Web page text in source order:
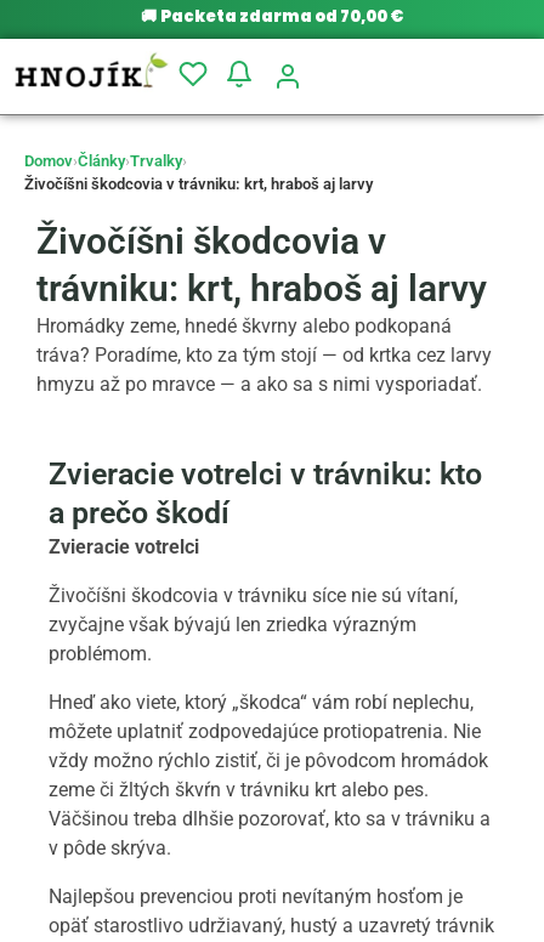
🚚 Packeta zdarma od 70,00 €
Domov›Články›Trvalky›
Živočíšni škodcovia v trávniku: krt, hraboš aj larvy
Živočíšni škodcovia v
trávniku: krt, hraboš aj larvy
Hromádky zeme, hnedé škvrny alebo podkopaná
tráva? Poradíme, kto za tým stojí — od krtka cez larvy
hmyzu až po mravce — a ako sa s nimi vysporiadať.
Zvieracie votrelci v trávniku: kto
a prečo škodí
Zvieracie votrelci
Živočíšni škodcovia v trávniku síce nie sú vítaní,
zvyčajne však bývajú len zriedka výrazným
problémom.
Hneď ako viete, ktorý „škodca“ vám robí neplechu,
môžete uplatniť zodpovedajúce protiopatrenia. Nie
vždy možno rýchlo zistiť, či je pôvodcom hromádok
zeme či žltých škvŕn v trávniku krt alebo pes.
Väčšinou treba dlhšie pozorovať, kto sa v trávniku a
v pôde skrýva.
Najlepšou prevenciou proti nevítaným hosťom je
opäť starostlivo udržiavaný, hustý a uzavretý trávnik